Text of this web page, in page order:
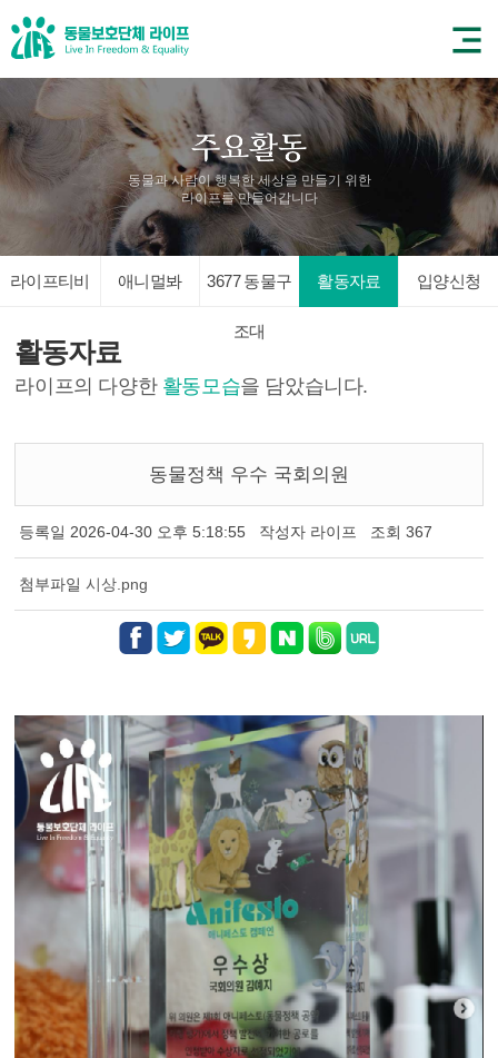
동물과 사람이 행복한 세상을 만들기 위한
라이프를 만들어갑니다
라이프티비 애니멀봐 3677 동물구
조대
활동자료 입양신청
활동자료
라이프의 다양한 활동모습을 담았습니다.
동물정책 우수 국회의원
등록일 2026-04-30 오후 5:18:55 작성자 라이프 조회 367
첨부파일 시상.png